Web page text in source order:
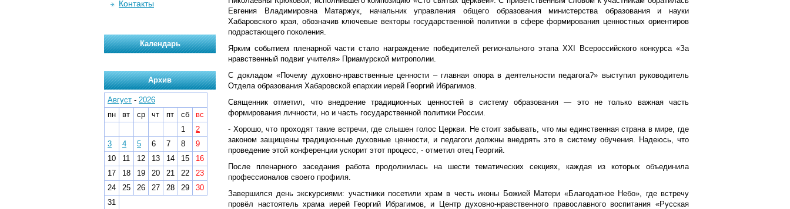
Евгения Владимировна Матаржук, начальник управления общего образования министерства образования и науки
Хабаровского края, обозначив ключевые векторы государственной политики в сфере формирования ценностных ориентиров
подрастающего поколения.
Ярким событием пленарной части стало награждение победителей регионального этапа XXI Всероссийского конкурса «За
нравственный подвиг учителя» Приамурской митрополии.
С докладом «Почему духовно-нравственные ценности – главная опора в деятельности педагога?» выступил руководитель
Отдела образования Хабаровской епархии иерей Георгий Ибрагимов.
Священник отметил, что внедрение традиционных ценностей в систему образования — это не только важная часть
формирования личности, но и часть государственной политики России.
- Хорошо, что проходят такие встречи, где слышен голос Церкви. Не стоит забывать, что мы единственная страна в мире, где
законом защищены традиционные духовные ценности, и педагоги должны внедрять это в систему обучения. Надеюсь, что
проведение этой конференции ускорит этот процесс, - отметил отец Георгий.
После пленарного заседания работа продолжилась на шести тематических секциях, каждая из которых объединила
профессионалов своего профиля.
Завершился день экскурсиями: участники посетили храм в честь иконы Божией Матери «Благодатное Небо», где встречу
провёл настоятель храма иерей Георгий Ибрагимов, и Центр духовно-нравственного православного воспитания «Русская
Контакты
Календарь
Архив
Август - 2026
пн
вт ср чт пт сб
вс
1
2
3
4 5 6 7 8
9
10
11 12 13 14 15
16
17
18 19 20 21 22
23
24
25 26 27 28 29
30
31